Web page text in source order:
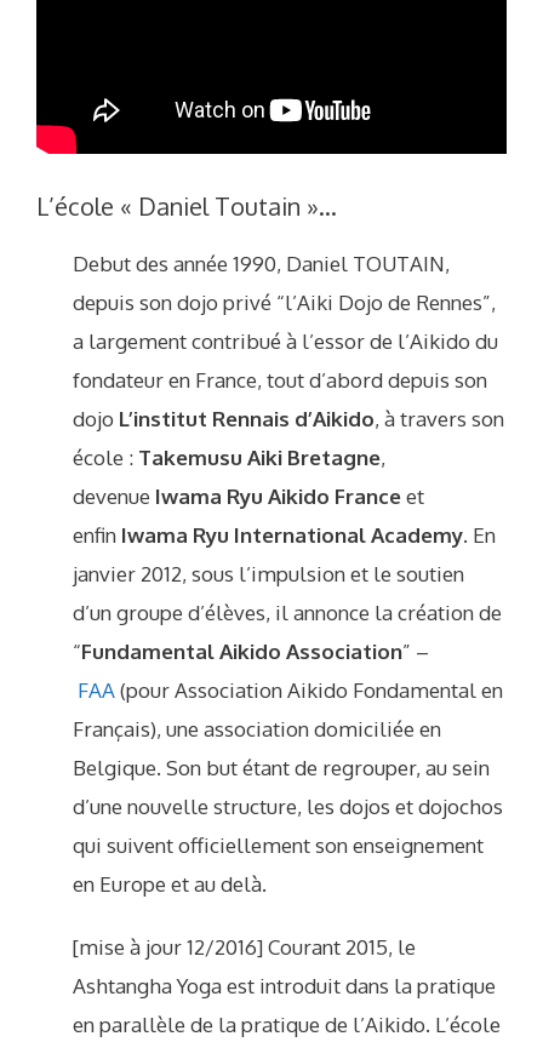
L’école « Daniel Toutain »…
Debut des année 1990, Daniel TOUTAIN,
depuis son dojo privé “l’Aiki Dojo de Rennes”,
a largement contribué à l’essor de l’Aikido du
fondateur en France, tout d’abord depuis son
dojo L’institut Rennais d’Aikido, à travers son
école : Takemusu Aiki Bretagne,
devenue Iwama Ryu Aikido Franceet
enfin Iwama Ryu International Academy. En
janvier 2012, sous l’impulsion et le soutien
d’un groupe d’élèves, il annonce la création de
“Fundamental Aikido Association” –
FAA(pour Association Aikido Fondamental en
Français), une association domiciliée en
Belgique. Son but étant de regrouper, au sein
d’une nouvelle structure, les dojos et dojochos
qui suivent officiellement son enseignement
en Europe et au delà.
[mise à jour 12/2016] Courant 2015, le
Ashtangha Yoga est introduit dans la pratique
en parallèle de la pratique de l’Aikido. L’école